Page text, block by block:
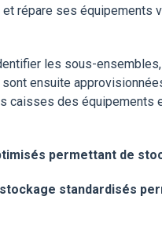
répare ses
les sous-
sont ensuite
caisses des équipements
permettant de
standardisés